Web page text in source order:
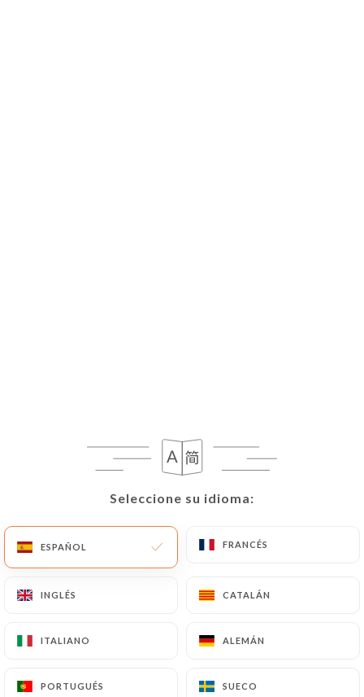
Seleccione su idioma:
ESPAÑOL FRANCÉS
INGLÉS CATALÁN
ITALIANO ALEMÁN
PORTUGUÉS SUECO
Seleccione su idioma:
ESPAÑOL FRANCÉS
INGLÉS CATALÁN
ITALIANO ALEMÁN
PORTUGUÉS SUECO